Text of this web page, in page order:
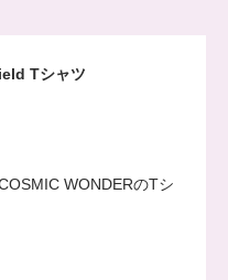
Tシャツ
WONDERのTシ